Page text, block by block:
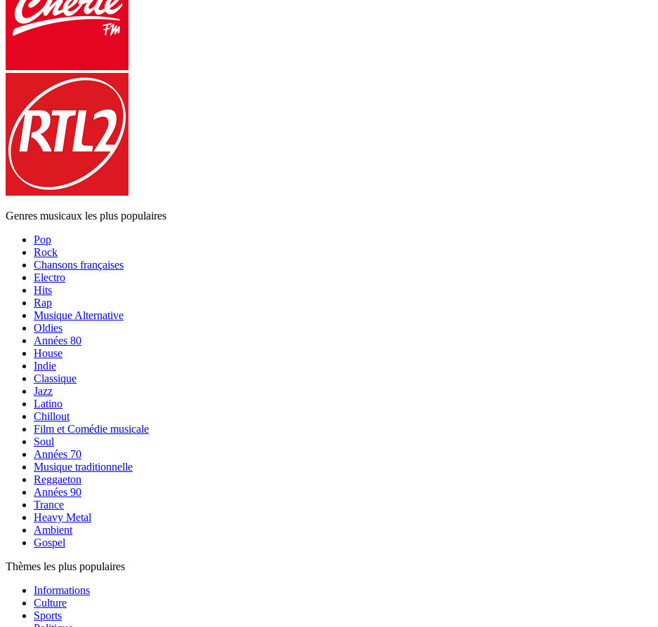
Genres musicaux les plus populaires
Pop
Rock
Chansons françaises
Electro
Hits
Rap
Musique Alternative
Oldies
Années 80
House
Indie
Classique
Jazz
Latino
Chillout
Film et Comédie musicale
Soul
Années 70
Musique traditionnelle
Reggaeton
Années 90
Trance
Heavy Metal
Ambient
Gospel
Thèmes les plus populaires
Informations
Culture
Sports